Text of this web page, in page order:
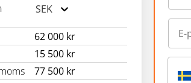
SEK
62 000 kr
15 500 kr
77 500 kr